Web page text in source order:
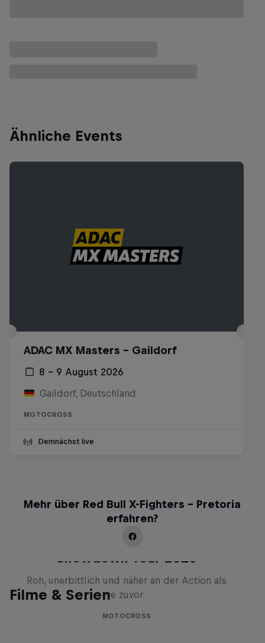
Ähnliche Events
ADAC MX Masters – Gaildorf
8 – 9 August 2026
Gaildorf, Deutschland
MOTOCROSS
Demnächst live
Mehr über Red Bull X-Fighters – Pretoria
erfahren?
Filme & Serien
Masters of Dirt – Freestyle
Showdown Tour 2025
Roh, unerbittlich und näher an der Action als
je zuvor.
MOTOCROSS